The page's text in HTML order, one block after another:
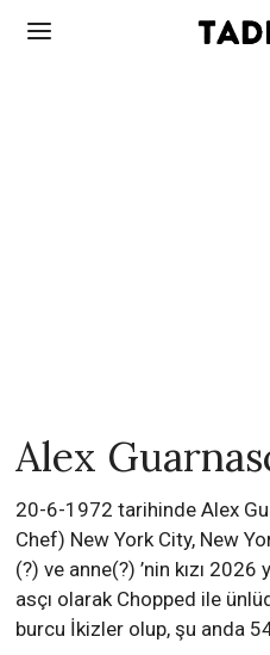
Alex
20-6-1972 tarihinde Alex
Chef) New York City, New
(?) ve anne(?) ’nin kızı 2026
asçı olarak Chopped ile
burcu İkizler olup, şu anda